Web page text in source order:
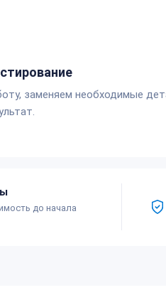
заменяем необходимые
до начала